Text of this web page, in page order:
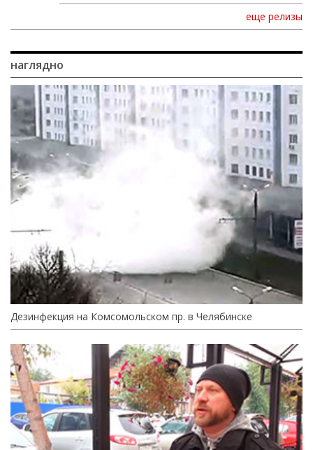
еще релизы
наглядно
Дезинфекция на Комсомольском пр. в Челябинске